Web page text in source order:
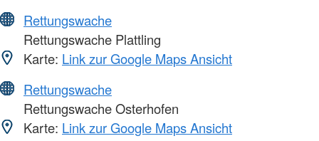
Rettungswache
Rettungswache Plattling
Karte: Link zur Google Maps Ansicht
Rettungswache
Rettungswache Osterhofen
Karte: Link zur Google Maps Ansicht